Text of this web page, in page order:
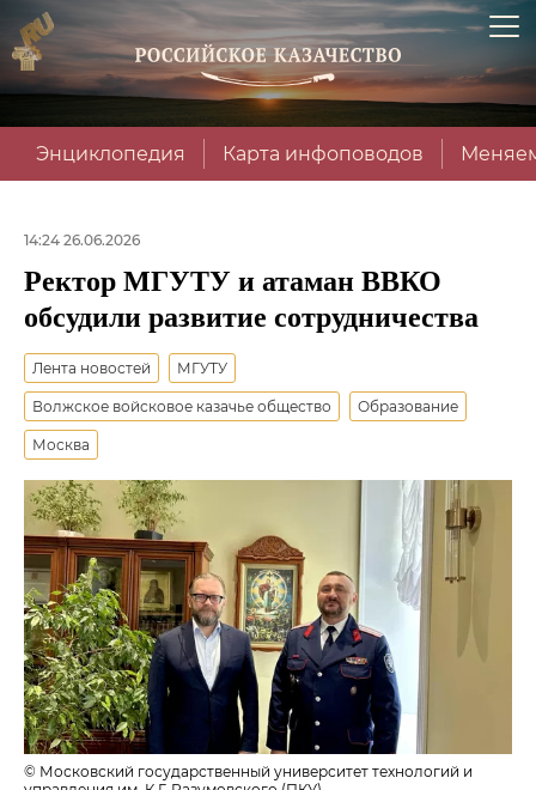
Энциклопедия Карта инфоповодов
14:24 26.06.2026
Ректор МГУТУ и атаман ВВКО
обсудили развитие сотрудничества
Лента новостей МГУТУ
Волжское войсковое казачье общество Образование
Москва
© Московский государственный университет технологий и